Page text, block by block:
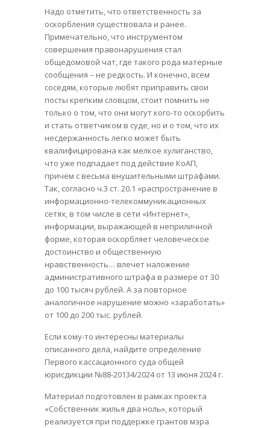
Надо отметить, что ответственность за
оскорбления существовала и ранее.
Примечательно, что инструментом
совершения правонарушения стал
общедомовой чат, где такого рода матерные
сообщения – не редкость. И конечно, всем
соседям, которые любят приправить свои
посты крепким словцом, стоит помнить не
только о том, что они могут кого-то оскорбить
и стать ответчиком в суде, но и о том, что их
несдержанность легко может быть
квалифицирована как мелкое хулиганство,
что уже подпадает под действие КоАП,
причем с весьма внушительными штрафами.
Так, согласно ч.3 ст. 20.1 «распространение в
информационно-телекоммуникационных
сетях, в том числе в сети «Интернет»,
информации, выражающей в неприличной
форме, которая оскорбляет человеческое
достоинство и общественную
нравственность… влечет наложение
административного штрафа в размере от 30
до 100 тысяч рублей. А за повторное
аналогичное нарушение можно «заработать»
от 100 до 200 тыс. рублей.
Если кому-то интересны материалы
описанного дела, найдите определение
Первого кассационного суда общей
юрисдикции №88-20134/2024 от 13 июня 2024 г.
Материал подготовлен в рамках проекта
«Собственник жилья два ноль», который
реализуется при поддержке грантов мэра